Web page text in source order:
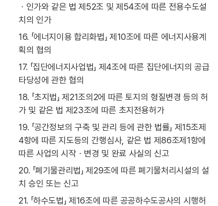
ㆍ인가와 같은 법 제52조 및 제54조에 따른 전용수도설
치의 인가
16. 「에너지이용 합리화법」 제10조에 따른 에너지사용계
획의 협의
17. 「집단에너지사업법」 제4조에 따른 집단에너지의 공급
타당성에 관한 협의
18. 「초지법」 제21조의2에 따른 토지의 형질변경 등의 허
가 및 같은 법 제23조에 따른 초지전용허가
19. 「공간정보의 구축 및 관리 등에 관한 법률」 제15조제
4항에 따른 지도등의 간행심사, 같은 법 제86조제1항에
따른 사업의 시작ㆍ변경 및 완료 사실의 신고
20. 「폐기물관리법」 제29조에 따른 폐기물처리시설의 설
치 승인 또는 신고
21. 「하수도법」 제16조에 따른 공공하수도공사의 시행허